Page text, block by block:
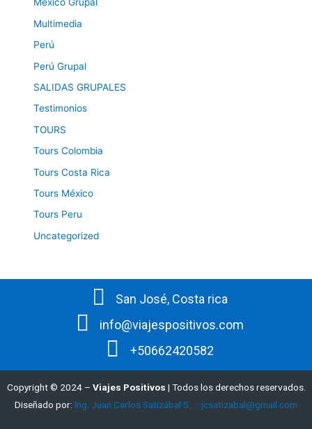
México Grupal
Multimedia
Perú
Perú Grupal
SALIDAS GRUPALES
Testimonios
TOURS
Tours Colombia
Tours Costa Rica
Tours México
Tours Peru
Uncategorized
San José, Costa rica
info@viajespositivos.com
+50662420582
Copyright © 2024 – Viajes Positivos | Todos los derechos reservados.
Diseñado por: Ing. Juan Carlos Satizábal S.. :: jcsatizabal@gmail.com